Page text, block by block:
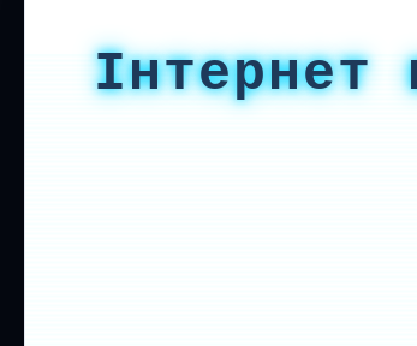
Інтернет